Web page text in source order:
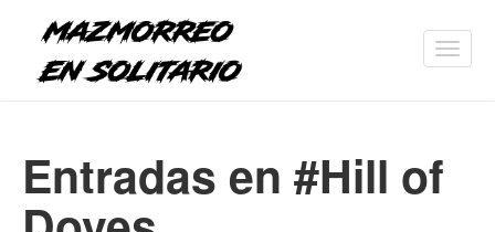
Entradas en #Hill of